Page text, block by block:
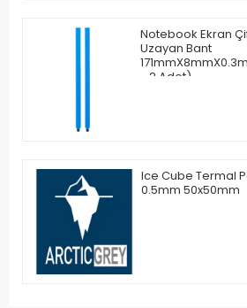
Notebook Ekran
Uzayan Bant
- 2 Adet)
Ice Cube Termal
0.5mm 50x50mm